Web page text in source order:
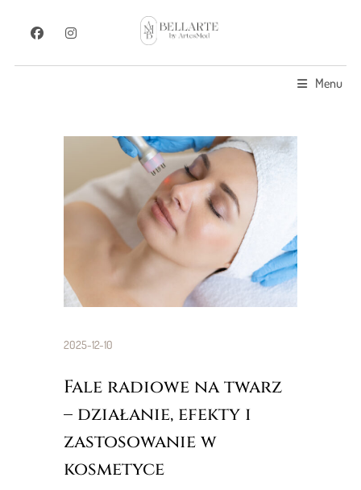
Menu
2025-12-10
Fale radiowe na twarz
– działanie, efekty i
zastosowanie w
kosmetyce